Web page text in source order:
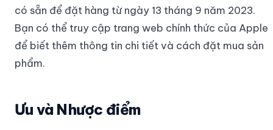
có sẵn để đặt hàng từ ngày 13 tháng 9 năm 2023.
Bạn có thể truy cập trang web chính thức của Apple
để biết thêm thông tin chi tiết và cách đặt mua sản
phẩm.
Ưu và Nhược điểm